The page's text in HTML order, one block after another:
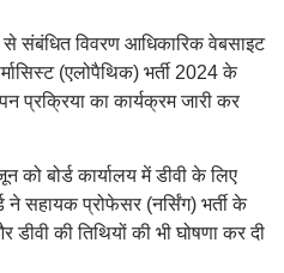
संबंधित विवरण आधिकारिक वेबसाइट
(एलोपैथिक) भर्ती 2024 के
प्रक्रिया का कार्यक्रम जारी कर
को बोर्ड कार्यालय में डीवी के लिए
ने सहायक प्रोफेसर (नर्सिंग) भर्ती के
डीवी की तिथियों की भी घोषणा कर दी